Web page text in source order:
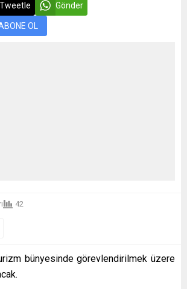
Tweetle Gönder
OL
42
bünyesinde görevlendirilmek üzere